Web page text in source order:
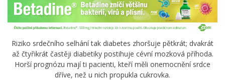
Riziko srdečního selhání tak diabetes zhoršuje pětkrát; dvakrát
až čtyřikrát častěji diabetiky postihuje cévní mozková příhoda.
Horší prognózu mají ti pacienti, kteří měli onemocnění srdce
dříve, než u nich propukla cukrovka.